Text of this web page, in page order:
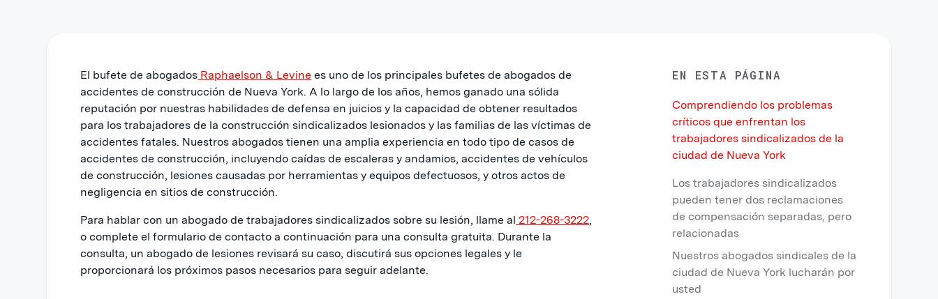
El bufete de abogados Raphaelson & Levine es uno de los principales bufetes de abogados de
accidentes de construcción de Nueva York. A lo largo de los años, hemos ganado una sólida
reputación por nuestras habilidades de defensa en juicios y la capacidad de obtener resultados
para los trabajadores de la construcción sindicalizados lesionados y las familias de las víctimas de
accidentes fatales. Nuestros abogados tienen una amplia experiencia en todo tipo de casos de
accidentes de construcción, incluyendo caídas de escaleras y andamios, accidentes de vehículos
de construcción, lesiones causadas por herramientas y equipos defectuosos, y otros actos de
negligencia en sitios de construcción.
Para hablar con un abogado de trabajadores sindicalizados sobre su lesión, llame al 212-268-3222,
o complete el formulario de contacto a continuación para una consulta gratuita. Durante la
consulta, un abogado de lesiones revisará su caso, discutirá sus opciones legales y le
proporcionará los próximos pasos necesarios para seguir adelante.
EN ESTA PÁGINA
Comprendiendo los problemas
críticos que enfrentan los
trabajadores sindicalizados de la
ciudad de Nueva York
Los trabajadores sindicalizados
pueden tener dos reclamaciones
de compensación separadas, pero
relacionadas
Nuestros abogados sindicales de la
ciudad de Nueva York lucharán por
usted